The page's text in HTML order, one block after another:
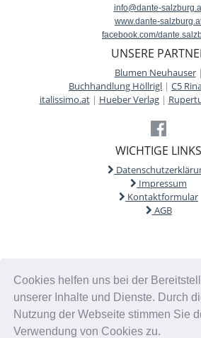
Cookies helfen uns bei der
unserer Inhalte und Dienste. Durch
Nutzung der Webseite stimmen Sie
Verwendung von Cookies zu.
info@dante-
www.dante-
facebook.com/
UNSERE
Blumen Neuhauser|
Buchhandlung Höllrigl | C5
italissimo.at| Hueber Verlag|
WICHTIGE LINKS
Impressum
Kontaktformular
AGB